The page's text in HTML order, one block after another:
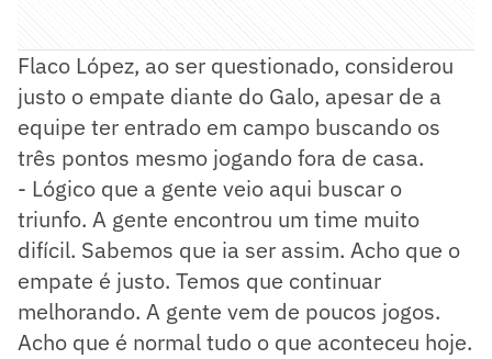
Flaco López, ao ser questionado, considerou
justo o empate diante do Galo, apesar de a
equipe ter entrado em campo buscando os
três pontos mesmo jogando fora de casa.
- Lógico que a gente veio aqui buscar o
triunfo. A gente encontrou um time muito
difícil. Sabemos que ia ser assim. Acho que o
empate é justo. Temos que continuar
melhorando. A gente vem de poucos jogos.
Acho que é normal tudo o que aconteceu hoje.